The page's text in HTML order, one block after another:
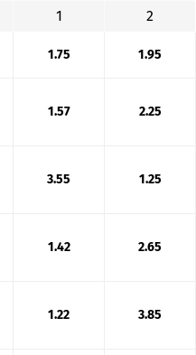
1
2
1.75 1.95
1.57 2.25
3.55 1.25
1.42 2.65
1.22 3.85